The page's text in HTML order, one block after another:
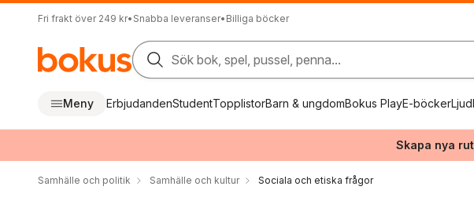
Fri frakt över 249 kr• Snabba leveranser• Billiga böcker
Sök bok, spel, pussel, penna...
Meny ErbjudandenStudentTopplistorBarn & ungdomBokus PlayE-böcker
Skapa nya
Samhälle och politik Samhälle och kultur Sociala och etiska frågor